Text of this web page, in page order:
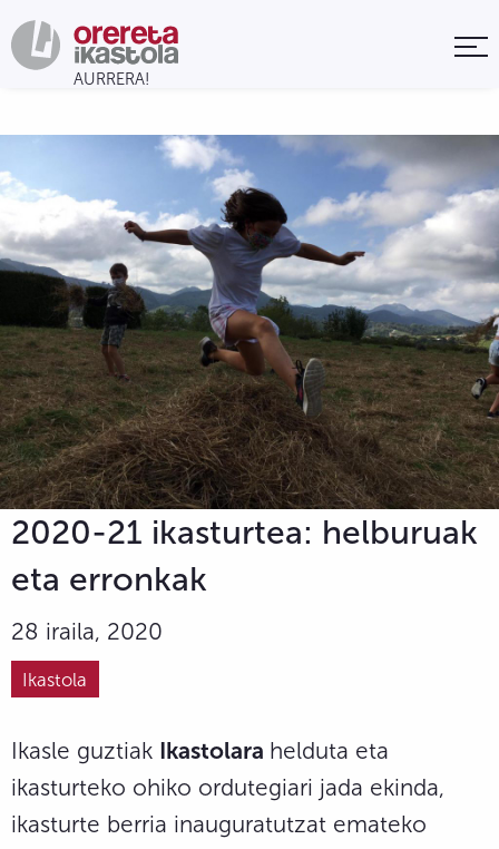
2020-21 ikasturtea: helburuak
eta erronkak
28 iraila, 2020
Ikastola
Ikasle guztiak Ikastolara helduta eta
ikasturteko ohiko ordutegiari jada ekinda,
ikasturte berria inauguratutzat emateko